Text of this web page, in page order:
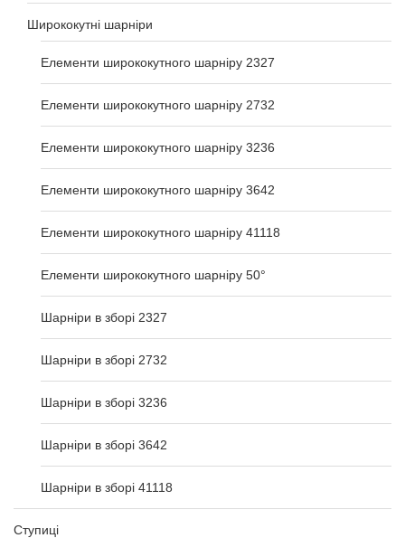
Ширококутні шарніри
Елементи ширококутного шарніру 2327
Елементи ширококутного шарніру 2732
Елементи ширококутного шарніру 3236
Елементи ширококутного шарніру 3642
Елементи ширококутного шарніру 41118
Елементи ширококутного шарніру 50°
Шарніри в зборі 2327
Шарніри в зборі 2732
Шарніри в зборі 3236
Шарніри в зборі 3642
Шарніри в зборі 41118
Ступиці